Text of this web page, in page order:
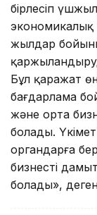
бірлесіп
эконо­ми­калық
жылдар
Бұл қаражат
бағдарлама
және орта
болады.
органдарға
бизнесті
болады»,